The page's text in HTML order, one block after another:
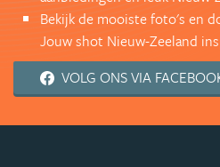
Bekijk de mooiste foto's en
Jouw shot Nieuw-Zeeland
VOLG ONS VIA